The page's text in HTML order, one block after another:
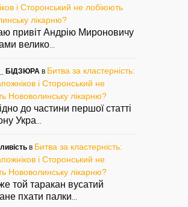
і Сторонський не лобіюють
лікарню?
привіт Андрію Мироновичу
велико
БІДЗЮРА в Битва за кластерність:
і Сторонський не
Нововолинську лікарню?
до частини першої статті
Укра
в Битва за кластерність:
і Сторонський не
Нововолинську лікарню?
той таракан вусатий
пхати палки